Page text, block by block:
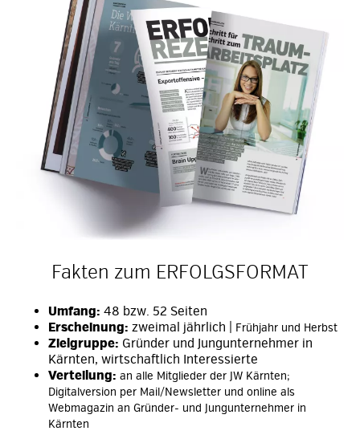
Fakten zum ERFOLGSFORMAT
Umfang: 48 bzw. 52 Seiten
Erscheinung: zweimal jährlich | Frühjahr und Herbst
Zielgruppe: Gründer und Jungunternehmer in
Kärnten, wirtschaftlich Interessierte
Verteilung: an alle Mitglieder der JW Kärnten;
Digitalversion per Mail/Newsletter und online als
Webmagazin an Gründer- und Jungunternehmer in
Kärnten